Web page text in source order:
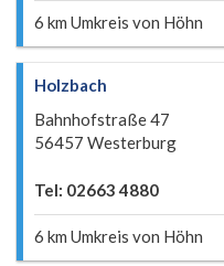
6 km Umkreis von Höhn
Holzbach
Bahnhofstraße 47
56457 Westerburg
Tel: 02663 4880
6 km Umkreis von Höhn